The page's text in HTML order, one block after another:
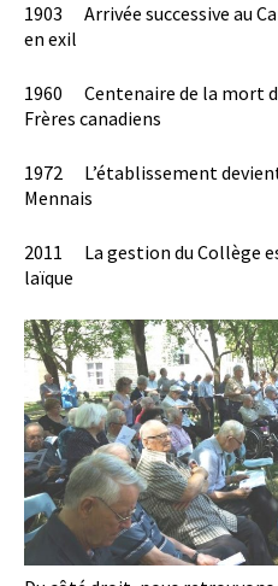
1903 Arrivée successive au
en exil
1960 Centenaire de la mort
Frères canadiens
1972 L’établissement
Mennais
2011 La gestion du Collège
laïque